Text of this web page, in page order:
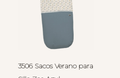
3506 Sacos Verano para